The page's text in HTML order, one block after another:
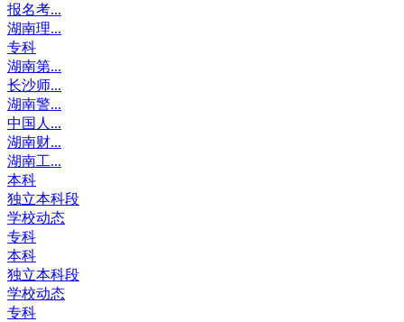
报名考...
湖南理...
专科
湖南第...
长沙师...
湖南警...
中国人...
湖南财...
湖南工...
本科
独立本科段
学校动态
专科
本科
独立本科段
学校动态
专科